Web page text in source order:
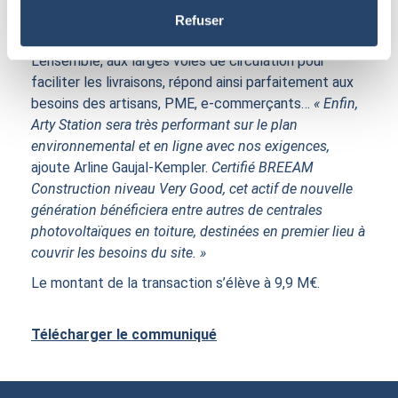
Refuser
L’ensemble, aux larges voies de circulation pour
faciliter les livraisons, répond ainsi parfaitement aux
besoins des artisans, PME, e-commerçants… « Enfin,
Arty Station sera très performant sur le plan
environnemental et en ligne avec nos exigences,
ajoute Arline Gaujal-Kempler. Certifié BREEAM
Construction niveau Very Good, cet actif de nouvelle
génération bénéficiera entre autres de centrales
photovoltaïques en toiture, destinées en premier lieu à
couvrir les besoins du site. »
Le montant de la transaction s’élève à 9,9 M€.
Télécharger le communiqué